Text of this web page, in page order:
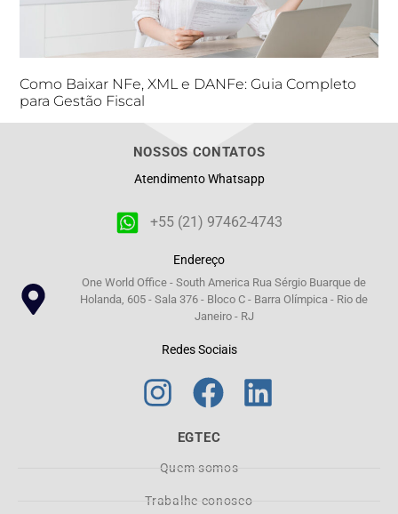
Como Baixar NFe, XML e DANFe: Guia Completo
para Gestão Fiscal
NOSSOS CONTATOS
Atendimento Whatsapp
+55 (21) 97462-4743
Endereço
One World Office - South America Rua Sérgio Buarque de
Holanda, 605 - Sala 376 - Bloco C - Barra Olímpica - Rio de
Janeiro - RJ
Redes Sociais
EGTEC
Quem somos
Trabalhe conosco